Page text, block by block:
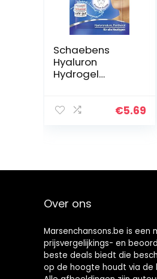
Schaebens
Hyaluron
Hydrogel
effect,
hyaluronzuur
€5.69
Over ons
Marsenchansons.be is een
prijsvergelijkings- en
beste deals biedt die
op de hoogte houdt via